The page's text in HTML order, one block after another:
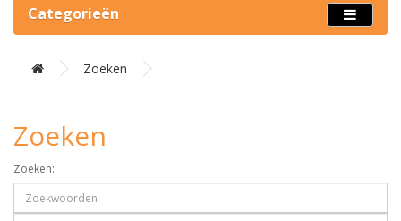
Categorieën
Zoeken
Zoeken
Zoeken: